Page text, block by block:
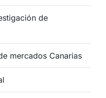
de
mercados Canarias